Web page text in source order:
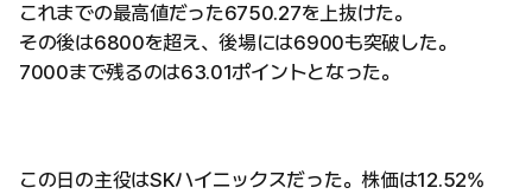
これまでの最高値だった6750.27を上抜けた。
その後は6800を超え、後場には6900も突破した。
7000まで残るのは63.01ポイントとなった。
この日の主役はSKハイニックスだった。株価は12.52%